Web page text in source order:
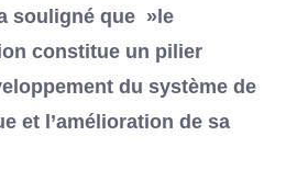
souligné que »le
constitue un pilier
du système de
et l’amélioration de sa